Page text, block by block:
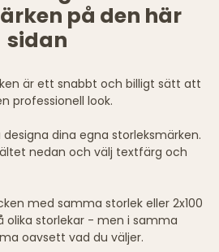
på den här
sidan
är ett snabbt och billigt sätt att
professionell look.
dina egna storleksmärken.
nedan och välj textfärg och
med samma storlek eller 2x100
olika storlekar - men i samma
oavsett vad du väljer.